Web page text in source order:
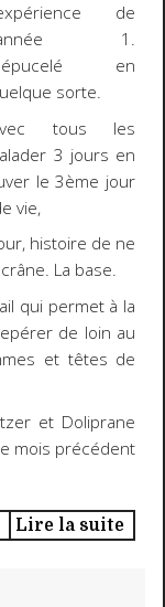
de
1.
en
sorte.
tous les
3 jours en
le 3ème jour
vie,
histoire de ne
La base.
qui permet à la
de loin au
et têtes de
et Doliprane
mois précédent
Lire la suite